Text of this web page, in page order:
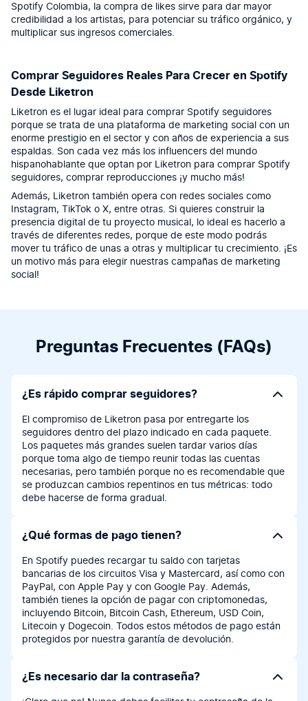
Spotify Colombia, la compra de likes sirve para dar mayor
credibilidad a los artistas, para potenciar su tráfico orgánico, y
multiplicar sus ingresos comerciales.
Comprar Seguidores Reales Para Crecer en Spotify
Desde Liketron
Liketron es el lugar ideal para comprar Spotify seguidores
porque se trata de una plataforma de marketing social con un
enorme prestigio en el sector y con años de experiencia a sus
espaldas. Son cada vez más los influencers del mundo
hispanohablante que optan por Liketron para comprar Spotify
seguidores, comprar reproducciones ¡y mucho más!
Además, Liketron también opera con redes sociales como
Instagram, TikTok o X, entre otras. Si quieres construir la
presencia digital de tu proyecto musical, lo ideal es hacerlo a
través de diferentes redes, porque de este modo podrás
mover tu tráfico de unas a otras y multiplicar tu crecimiento. ¡Es
un motivo más para elegir nuestras campañas de marketing
social!
Preguntas Frecuentes (FAQs)
¿Es rápido comprar seguidores?
El compromiso de Liketron pasa por entregarte los
seguidores dentro del plazo indicado en cada paquete.
Los paquetes más grandes suelen tardar varios días
porque toma algo de tiempo reunir todas las cuentas
necesarias, pero también porque no es recomendable que
se produzcan cambios repentinos en tus métricas: todo
debe hacerse de forma gradual.
¿Qué formas de pago tienen?
En Spotify puedes recargar tu saldo con tarjetas
bancarias de los circuitos Visa y Mastercard, así como con
PayPal, con Apple Pay y con Google Pay. Además,
también tienes la opción de pagar con criptomonedas,
incluyendo Bitcoin, Bitcoin Cash, Ethereum, USD Coin,
Litecoin y Dogecoin. Todos estos métodos de pago están
protegidos por nuestra garantía de devolución.
¿Es necesario dar la contraseña?